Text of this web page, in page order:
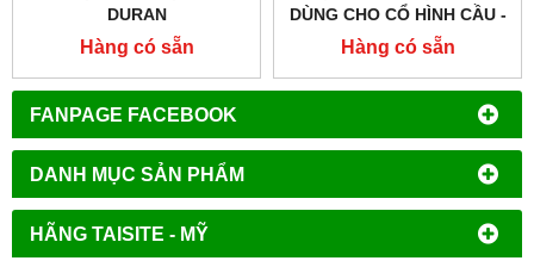
FANPAGE FACEBOOK
DANH MỤC SẢN PHẨM
HÃNG TAISITE - MỸ
DURAN
Hàng có sẵn
DÙNG CHO CỔ HÌNH CẦU -
DURAN
Hàng có sẵn